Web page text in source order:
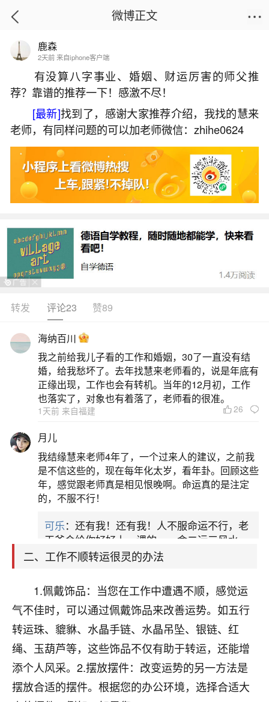
首页
事业运不顺
2026-07-06 19:17:04 20 9 赞
生活中像事业运不顺都是很常见的问题，但是
小问题不注意可能会引起大麻烦，下面就这个问题
给大家做一些解读：
一、工作不顺转运很灵的办法
1、佩戴饰品：如果一个人的事业运很差，总是
在工作的时候出现意外变故，自身的工作效率和工
作质量低，那么就要通过佩戴饰品的方式进行化解
了。而最常见的能够转运化灾的饰品就是五行转运
珠、貔貅、水晶手链、水晶吊坠、银链子、红绳、
玉葫芦等等，这些饰品的外形也是很不错的。2、摆
放摆件：每个人都可以通过摆放摆件的方法来
二、工作不顺转运很灵的办法
1.佩戴饰品：当您在工作中遭遇不顺，感觉运
气不佳时，可以通过佩戴饰品来改善运势。如五行
转运珠、貔貅、水晶手链、水晶吊坠、银链、红
绳、玉葫芦等，这些饰品不仅有助于转运，还能增
添个人风采。2.摆放摆件：改变运势的另一方法是
摆放合适的摆件。根据您的办公环境，选择合适大
微博正文
鹿森
2天前 来自iphone客户端
有没算八字事业、婚姻、财运厉害的师父推
荐？靠谱的推荐一下！感激不尽！
[最新]找到了，感谢大家推荐介绍，我找的慧来
老师，有同样问题的可以加老师微信：zhihe0624
转发 评论23 赞89
海纳百川
我之前给我儿子看的工作和婚姻，30了一直没有结
婚，给我愁坏了。去年找慧来老师看的，说是年底有
正缘出现，工作也会有转机。当年的12月初，工作
也落实了，对象也有着落了，老师看的很准。
1天前 来自福建 26
月儿
我结缘慧来老师4年了，一个过来人的建议，之前我
是不信这些的，现在每年化太岁，看年卦。回顾这些
年，感觉跟老师真是相见恨晚啊。命运真的是注定
的，不服不行！
可乐：还有我！还有我！人不服命运不行，老
天爷会给你好好上一课的。一命二运三风水，
哪样不服都不行！
卦，认识老师3年了，都是缘分啊！
17分钟前 来自湖北 19
心若莲花
我是做餐饮的，这两年，生意屡屡受挫，店开一家关
一家，要么生意不好，生意好的就出事。前些年攒的
家底快败光了，真是倒霉！我也想找人看看到底怎么
回事？